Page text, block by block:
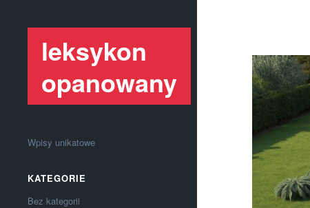
leksykon
opanowany
Wpisy unikatowe
KATEGORIE
Bez kategorii